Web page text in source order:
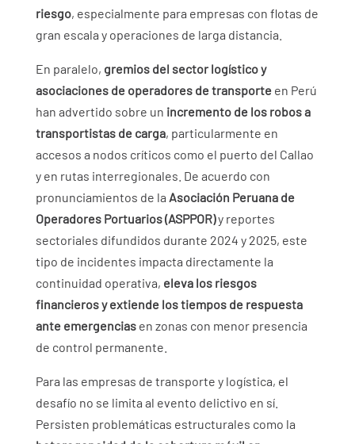
riesgo, especialmente para empresas con flotas de
gran escala y operaciones de larga distancia.
En paralelo, gremios del sector logístico y
asociaciones de operadores de transporteen Perú
han advertido sobre un incremento de los robos a
transportistas de carga, particularmente en
accesos a nodos críticos como el puerto del Callao
y en rutas interregionales. De acuerdo con
pronunciamientos de la Asociación Peruana de
Operadores Portuarios (ASPPOR)y reportes
sectoriales difundidos durante 2024 y 2025, este
tipo de incidentes impacta directamente la
continuidad operativa, eleva los riesgos
financieros y extiende los tiempos de respuesta
ante emergenciasen zonas con menor presencia
de control permanente.
Para las empresas de transporte y logística, el
desafío no se limita al evento delictivo en sí.
Persisten problemáticas estructurales como la